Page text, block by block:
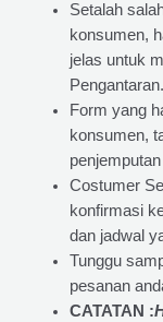
Setalah
konsumen,
jelas untuk
Pengantaran.
Form yang
konsumen,
Costumer
konfirmasi
dan jadwal
Tunggu
pesanan
CATATAN :